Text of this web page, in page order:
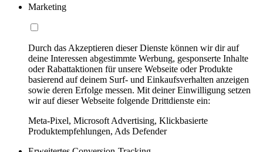
Marketing
Durch das Akzeptieren dieser Dienste können wir dir auf
deine Interessen abgestimmte Werbung, gesponserte Inhalte
oder Rabattaktionen für unsere Webseite oder Produkte
basierend auf deinem Surf- und Einkaufsverhalten anzeigen
sowie deren Erfolge messen. Mit deiner Einwilligung setzen
wir auf dieser Webseite folgende Drittdienste ein:
Meta-Pixel, Microsoft Advertising, Klickbasierte
Produktempfehlungen, Ads Defender